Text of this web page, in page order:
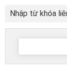
Nhập từ khóa
Search